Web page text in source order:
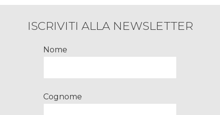
ISCRIVITI ALLA NEWSLETTER
Nome
Cognome